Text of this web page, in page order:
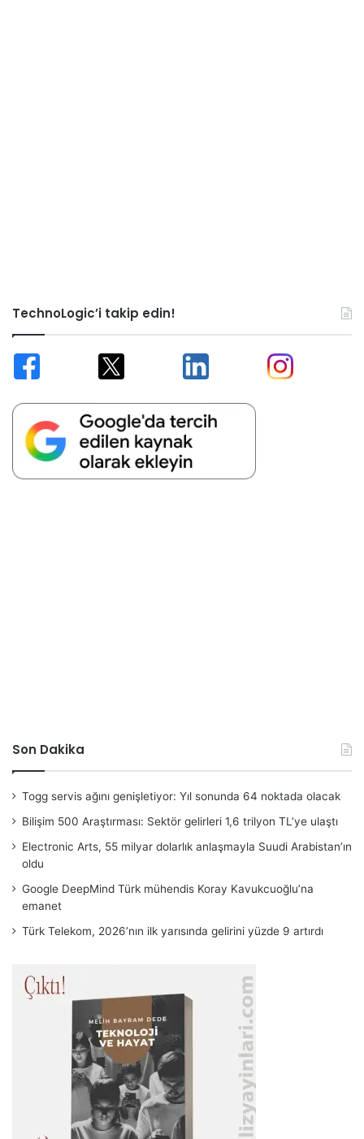
TechnoLogic’i takip edin!
Son Dakika
Togg servis ağını genişletiyor: Yıl sonunda 64 noktada olacak
Bilişim 500 Araştırması: Sektör gelirleri 1,6 trilyon TL’ye ulaştı
Electronic Arts, 55 milyar dolarlık anlaşmayla Suudi Arabistan’ın
oldu
Google DeepMind Türk mühendis Koray Kavukcuoğlu’na
emanet
Türk Telekom, 2026’nın ilk yarısında gelirini yüzde 9 artırdı